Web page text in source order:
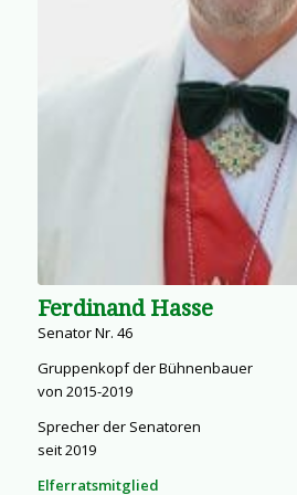
Ferdinand Hasse
Senator Nr. 46
Gruppenkopf der Bühnenbauer
von 2015-2019
Sprecher der Senatoren
seit 2019
Elferratsmitglied